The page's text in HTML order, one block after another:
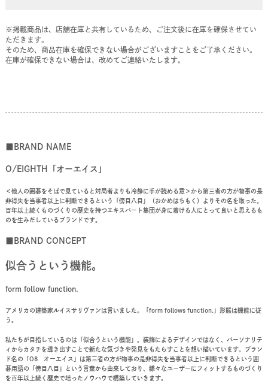
※掲載商品は、店舗在庫と共有しているため、ご注文後に在庫を確保させてい
ただきます。
そのため、商品在庫を確保できない場合がございますことをご了承ください。
在庫が確保できない場合は、改めてご連絡いたします。
■BRAND NAME
O/EIGHTH「オーエイス」
＜他人の囲碁をそばで見ていると対局者よりも冷静に手が読める意＞から第三者の方が物事の是
非得失を当事者以上に判断できるという「傍目八目」（おかめはちもく）よりその名を取った。
百年以上続くものづくりの歴史を持つエキスパート集団が身に着ける人にとって良いと思えるも
のを生みだしているブランドです。
■BRAND CONCEPT
似合うという機能。
form follow function.
アメリカの建築家ルイスサリヴァンは言いました。「form follows function.」形態は機能に従
う。
私たちが目指しているのは「似合うという機能」。装飾によるデザインではなく、パーソナリテ
ィからカタチを導き出すことで新たな気づきや発見をもたらすことを想い描いています。ブラン
ド名の「O8 オーエイス」は第三者の方が物事の是非得失を当事者以上に判断できるという囲
碁用語の「傍目八目」という言葉から由来しており、様々なユーザーにフィットするものづくり
を百年以上続く歴史で培ったノウハウで構築していきます。